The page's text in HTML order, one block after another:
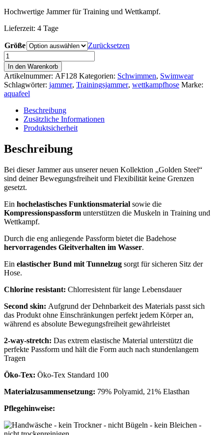
Hochwertige Jammer für Training und Wettkampf.
Lieferzeit: 4 Tage
Größe
Zurücksetzen
aquafeel
Jammer
Golden
Steel
24828
Menge
In den Warenkorb
Artikelnummer: AF128 Kategorien: Schwimmen, Swimwear
Schlagwörter: jammer, Trainingsjammer, wettkampfhose Marke:
aquafeel
Beschreibung
Zusätzliche Informationen
Produktsicherheit
Beschreibung
Bei dieser Jammer aus unserer neuen Kollektion „Golden Steel“
sind deiner Bewegungsfreiheit und Flexibilität keine Grenzen
gesetzt.
Ein hochelastisches Funktionsmaterial sowie die
Kompressionspassform unterstützen die Muskeln in Training und
Wettkampf.
Durch die eng anliegende Passform bietet die Badehose
hervorragendes Gleitverhalten im Wasser.
Ein elastischer Bund mit Tunnelzug sorgt für sicheren Sitz der
Hose.
Chlorine resistant: Chlorresistent für lange Lebensdauer
Second skin: Aufgrund der Dehnbarkeit des Materials passt sich
das Produkt ohne Einschränkungen perfekt jedem Körper an,
während es absolute Bewegungsfreiheit gewährleistet
2-way-stretch: Das extrem elastische Material unterstützt die
perfekte Passform und hält die Form auch nach stundenlangem
Tragen
Öko-Tex: Öko-Tex Standard 100
Materialzusammensetzung: 79% Polyamid, 21% Elasthan
Pflegehinweise: